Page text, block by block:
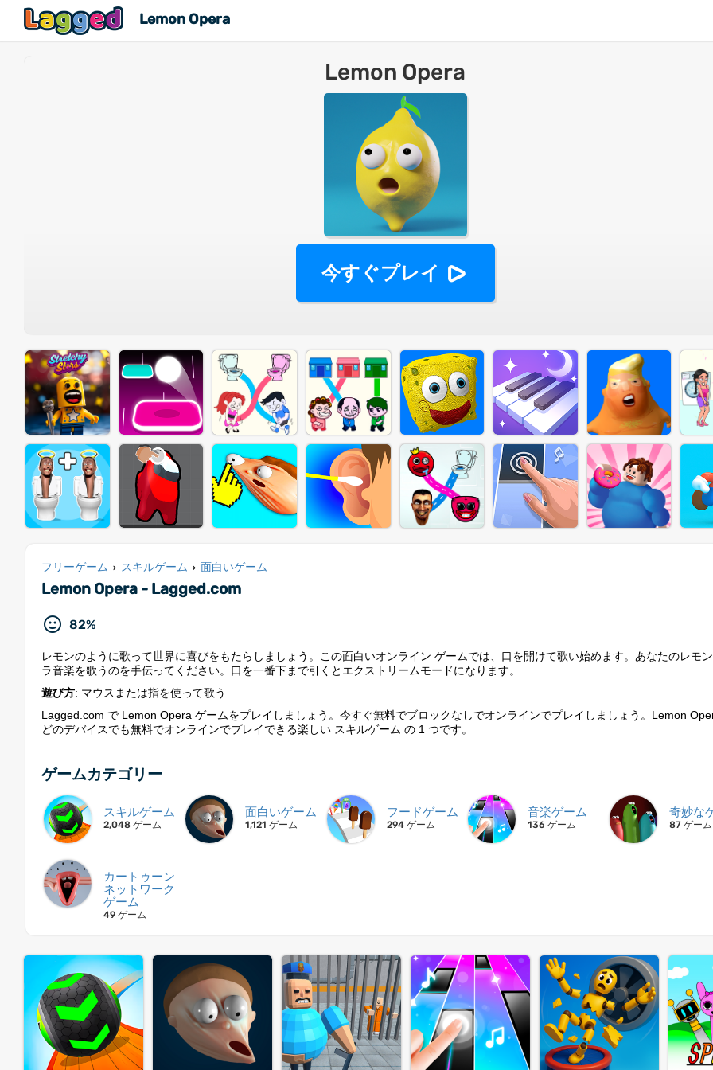
Lemon Opera
Lemon Opera
今すぐプレイ
フリーゲーム › スキルゲーム › 面白いゲーム
Lemon Opera - Lagged.com
82%
レモンのように歌って世界に喜びをもたらしましょう。この面白いオンライン ゲームでは、口を開けて歌い始めます。あなたのレモ
ラ音楽を歌うのを手伝ってください。口を一番下まで引くとエクストリームモードになります。
遊び方: マウスまたは指を使って歌う
Lagged.com で Lemon Opera ゲームをプレイしましょう。今すぐ無料でブロックなしでオンラインでプレイしましょう。Lemon
どのデバイスでも無料でオンラインでプレイできる楽しい スキルゲーム の 1 つです。
ゲームカテゴリー
スキルゲーム
2,048 ゲーム
面白いゲーム
1,121 ゲーム
フードゲーム
294 ゲーム
音楽ゲーム
136 ゲーム
奇妙な
87 ゲーム
カートゥーン
ネットワーク
ゲーム
49 ゲーム